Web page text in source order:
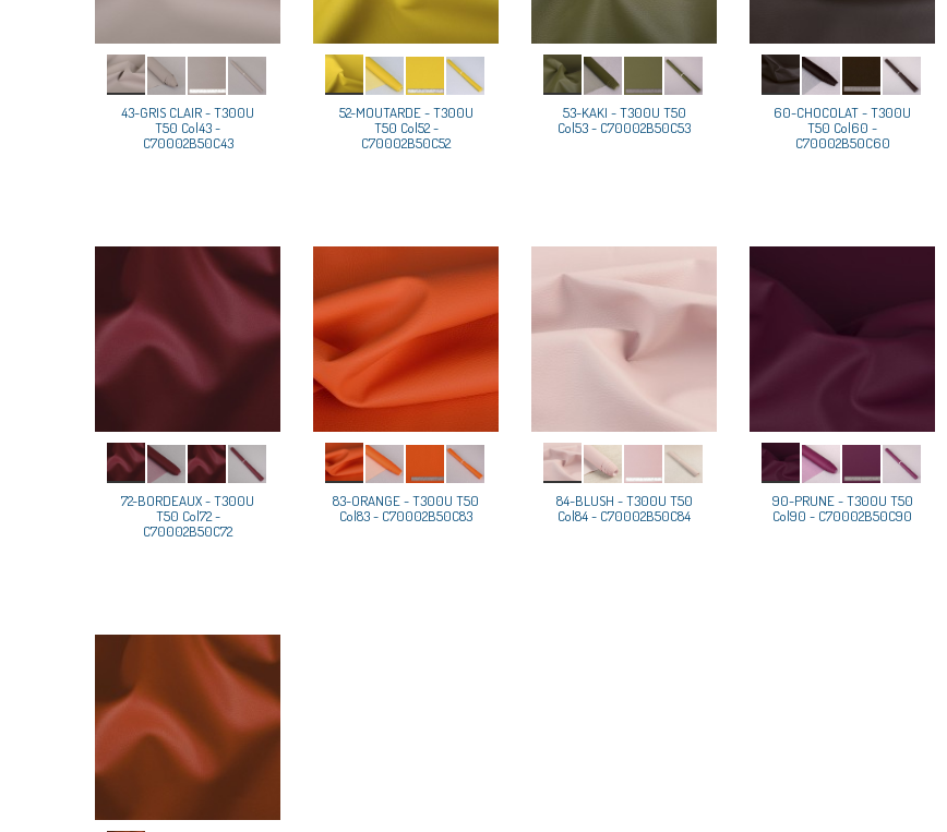
43-GRIS CLAIR - T300U
T50 Col43 -
C70002B50C43
52-MOUTARDE - T300U
T50 Col52 -
C70002B50C52
53-KAKI - T300U T50
Col53 - C70002B50C53
60-CHOCOLAT - T300U
T50 Col60 -
C70002B50C60
72-BORDEAUX - T300U
T50 Col72 -
C70002B50C72
83-ORANGE - T300U T50
Col83 - C70002B50C83
84-BLUSH - T300U T50
Col84 - C70002B50C84
90-PRUNE - T300U T50
Col90 - C70002B50C90